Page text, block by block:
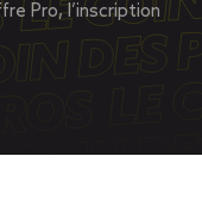
Pro, l’inscription